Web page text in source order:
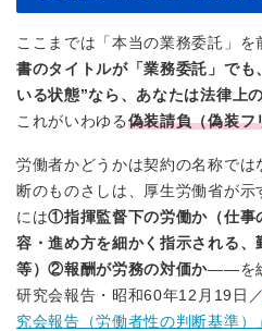
ここまでは「本当の業務委託」を
書のタイトルが「業務委託」でも
いる状態”なら、あなたは法律上
これがいわゆる 偽装請負（偽装フ
労働者かどうかは契約の名称では
断のものさしは、厚生労働省が示
には①指揮監督下の労働か（仕事
容・進め方を細かく指示される、
等）②報酬が労務の対価か——を
研究会報告・昭和60年12月19日／
究会報告（労働者性の判断基準）